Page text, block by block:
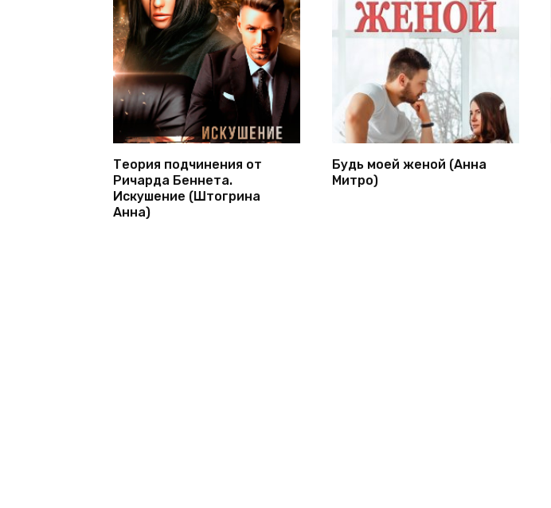
Теория подчинения от
Ричарда Беннета.
Искушение (Штогрина
Анна)
Будь моей женой (Анна
Митро)